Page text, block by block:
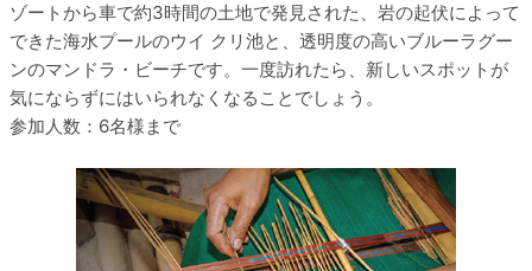
ゾートから車で約3時間の土地で発見された、岩の起伏によって
できた海水プールのウイ クリ池と、透明度の高いブルーラグー
ンのマンドラ・ビーチです。一度訪れたら、新しいスポットが
気にならずにはいられなくなることでしょう。
参加人数：6名様まで